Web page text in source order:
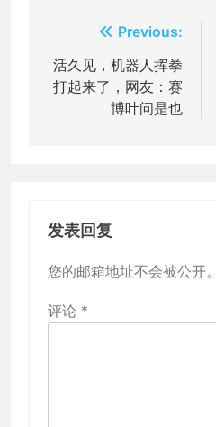
章
导
Previous:
活久见，机器人挥拳
打起来了，网友：赛
博叶问是也
发表回复
您的邮箱地址不会被公开。
评论 *